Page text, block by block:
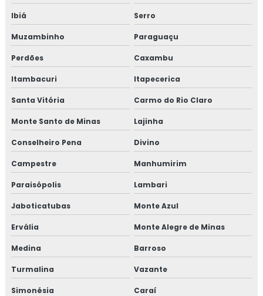
Treinamento em food fraud e food defense
Treinamento em formação de auditor interno
Treinamento em formação de equipe esa
Treinamento em fraud e food defense
Treinamento em FSSC 22000
Treinamento em gerenciamento de crises recall e
Treinamento em gerenciamento de riscos corporativos
Treinamento em gestão da manutenção
Treinamento em gestão de fornecedores
Treinamento em global market
Ibiá Serro
Muzambinho Paraguaçu
Perdões Caxambu
Itambacuri Itapecerica
Santa Vitória Carmo do Rio Claro
Monte Santo de Minas Lajinha
Conselheiro Pena Divino
Campestre Manhumirim
Paraisópolis Lambari
Jaboticatubas Monte Azul
Ervália Monte Alegre de Minas
Medina Barroso
Turmalina Vazante
Simonésia Caraí